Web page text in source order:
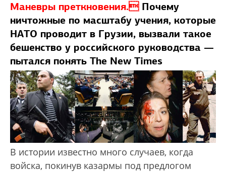
Маневры преткновения. Почему
ничтожные по масштабу учения, которые
НАТО проводит в Грузии, вызвали такое
бешенство у российского руководства —
пытался понять The New Times
В истории известно много случаев, когда
войска, покинув казармы под предлогом